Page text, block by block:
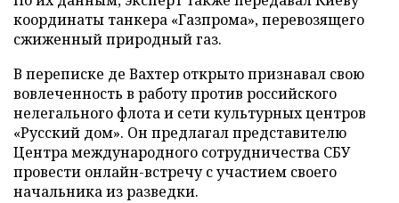
координаты танкера «Газпрома», перевозящего
сжиженный природный газ.
В переписке де Вахтер открыто признавал свою
вовлеченность в работу против российского
нелегального флота и сети культурных центров
«Русский дом». Он предлагал представителю
Центра международного сотрудничества СБУ
провести онлайн-встречу с участием своего
начальника из разведки.